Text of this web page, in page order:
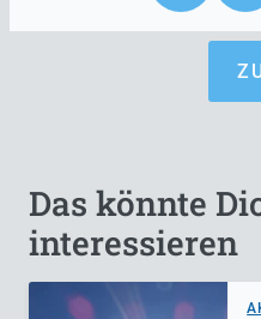
Das könnte
interessieren